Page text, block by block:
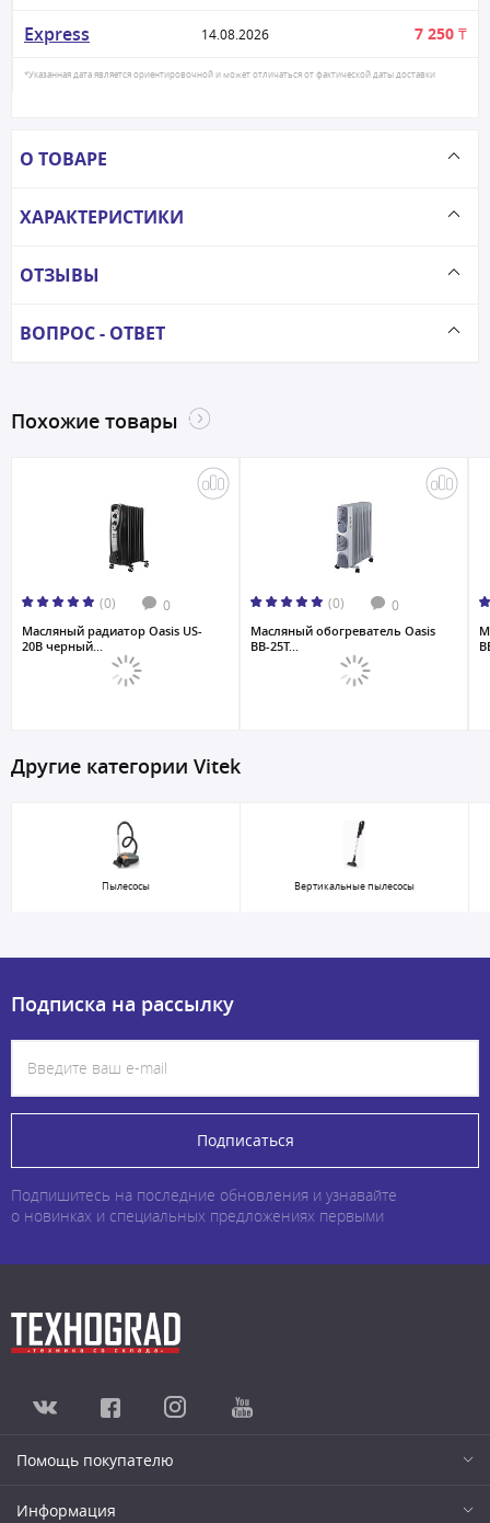
Express 14.08.2026 7 250 ₸
*Указанная дата является ориентировочной и может отличаться от фактической даты доставки
О ТОВАРЕ
ХАРАКТЕРИСТИКИ
ОТЗЫВЫ
ВОПРОС - ОТВЕТ
Похожие товары
(0) 0
Масляный радиатор Oasis US-
20B черный...
(0) 0
Масляный обогреватель Oasis
BB-25T...
Другие категории Vitek
Пылесосы Вертикальные пылесосы
Подписка на рассылку
Подписаться
Подпишитесь на последние обновления и узнавайте
о новинках и специальных предложениях первыми
Помощь покупателю
Информация